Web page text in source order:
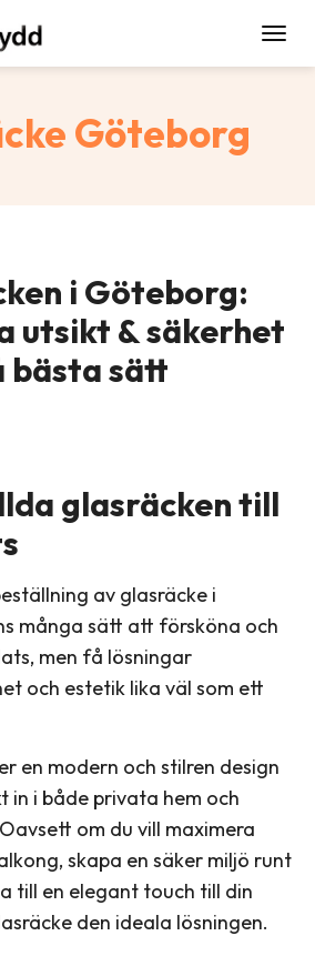
Göteborg
i Göteborg:
utsikt & säkerhet
bästa sätt
glasräcken till
av glasräcke i
många sätt att försköna och
men få lösningar
och estetik lika väl som ett
en modern och stilren design
in i både privata hem och
om du vill maximera
skapa en säker miljö runt
till en elegant touch till din
den ideala lösningen.